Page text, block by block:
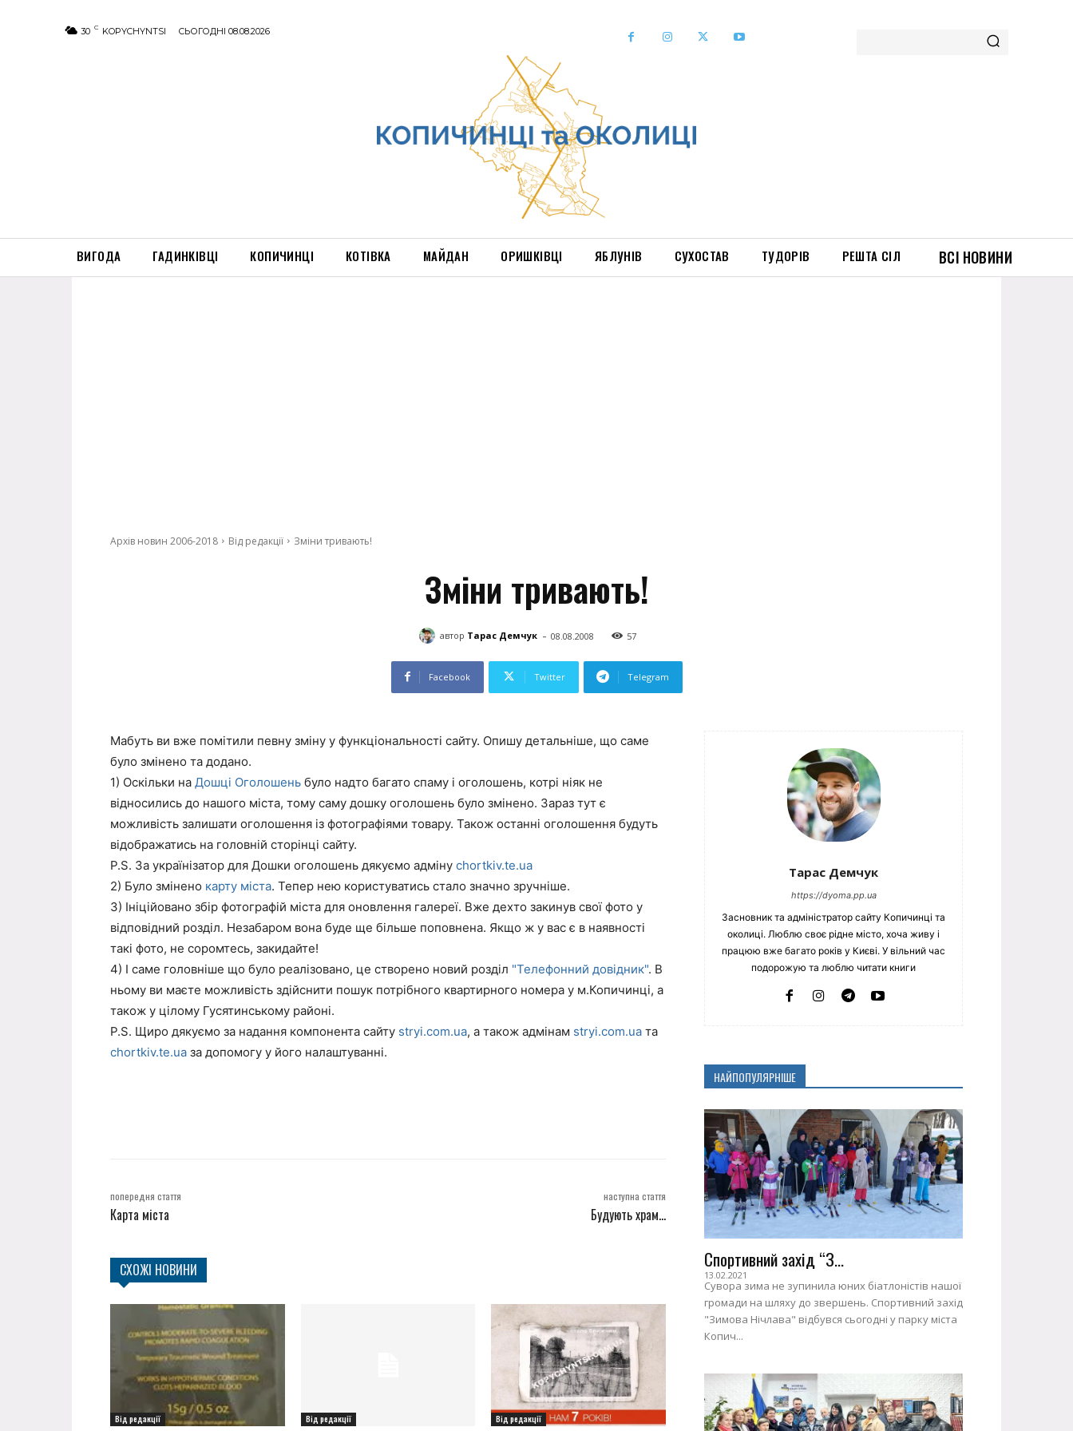
30 C KOPYCHYNTSI СЬОГОДНІ 08.08.2026
ВИГОДА ГАДИНКІВЦІ КОПИЧИНЦІ КОТІВКА МАЙДАН ОРИШКІВЦІ ЯБЛУНІВ СУХОСТАВ ТУДОРІВ РЕШТА СІЛ ВСІ НОВИНИ
Архів новин 2006-2018 Від редакції Зміни тривають!
Зміни тривають!
автор Тарас Демчук - 08.08.2008 57
Facebook Twitter Telegram
Мабуть ви вже помітили певну зміну у функціональності сайту. Опишу детальніше, що саме
було змінено та додано.
1) Оскільки на Дошці Оголошень було надто багато спаму і оголошень, котрі ніяк не
відносились до нашого міста, тому саму дошку оголошень було змінено. Зараз тут є
можливість залишати оголошення із фотографіями товару. Також останні оголошення будуть
відображатись на головній сторінці сайту.
P.S. За українізатор для Дошки оголошень дякуємо адміну chortkiv.te.ua
2) Було змінено карту міста. Тепер нею користуватись стало значно зручніше.
3) Ініційовано збір фотографій міста для оновлення галереї. Вже дехто закинув свої фото у
відповідний розділ. Незабаром вона буде ще більше поповнена. Якщо ж у вас є в наявності
такі фото, не соромтесь, закидайте!
4) І саме головніше що було реалізовано, це створено новий розділ "Телефонний довідник". В
ньому ви маєте можливість здійснити пошук потрібного квартирного номера у м.Копичинці, а
також у цілому Гусятинському районі.
P.S. Щиро дякуємо за надання компонента сайту stryi.com.ua, а також адмінам stryi.com.ua та
chortkiv.te.ua за допомогу у його налаштуванні.
попередня стаття
Карта міста
наступна стаття
Будують храм…
СХОЖІ НОВИНИ
Від редакції Від редакції Від редакції
Тарас Демчук
https://dyoma.pp.ua
Засновник та адміністратор сайту Копичинці та
околиці. Люблю своє рідне місто, хоча живу і
працюю вже багато років у Києві. У вільний час
подорожую та люблю читати книги
НАЙПОПУЛЯРНІШЕ
Спортивний захід “З...
13.02.2021
Сувора зима не зупинила юних біатлоністів нашої
громади на шляху до звершень. Спортивний захід
"Зимова Нічлава" відбувся сьогодні у парку міста
Копич...